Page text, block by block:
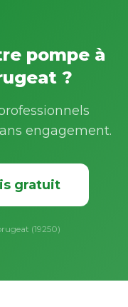
pompe à
?
engagement.
gratuit
(19250)